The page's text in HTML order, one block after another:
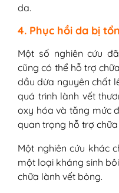
da.
4. Phục hồi da bị
Một số nghiên cứu
cũng có thể hỗ trợ
dầu dừa nguyên chất
quá trình lành vết
oxy hóa và tăng mức
quan trọng hỗ trợ
Một nghiên cứu khác
một loại kháng sinh
chữa lành vết bỏng.